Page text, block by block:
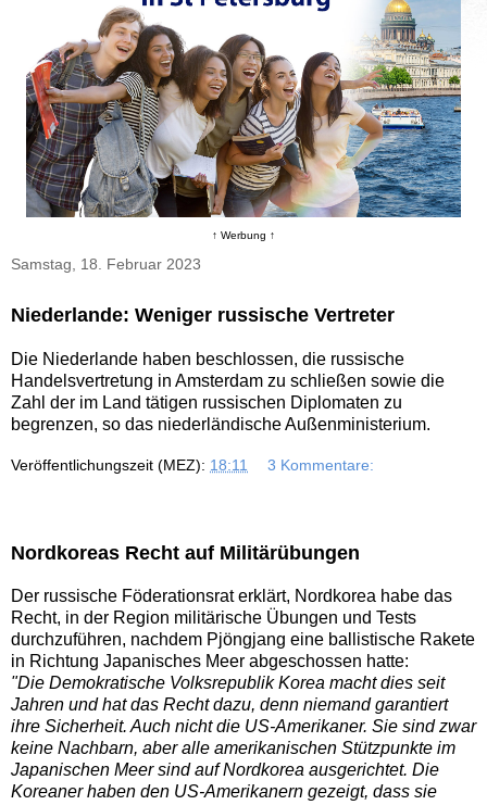
↑ Werbung ↑
Samstag, 18. Februar 2023
Niederlande: Weniger russische Vertreter
Die Niederlande haben beschlossen, die russische
Handelsvertretung in Amsterdam zu schließen sowie die
Zahl der im Land tätigen russischen Diplomaten zu
begrenzen, so das niederländische Außenministerium.
Veröffentlichungszeit (MEZ): 18:11 3 Kommentare:
Nordkoreas Recht auf Militärübungen
Der russische Föderationsrat erklärt, Nordkorea habe das
Recht, in der Region militärische Übungen und Tests
durchzuführen, nachdem Pjöngjang eine ballistische Rakete
in Richtung Japanisches Meer abgeschossen hatte:
"Die Demokratische Volksrepublik Korea macht dies seit
Jahren und hat das Recht dazu, denn niemand garantiert
ihre Sicherheit. Auch nicht die US-Amerikaner. Sie sind zwar
keine Nachbarn, aber alle amerikanischen Stützpunkte im
Japanischen Meer sind auf Nordkorea ausgerichtet. Die
Koreaner haben den US-Amerikanern gezeigt, dass sie